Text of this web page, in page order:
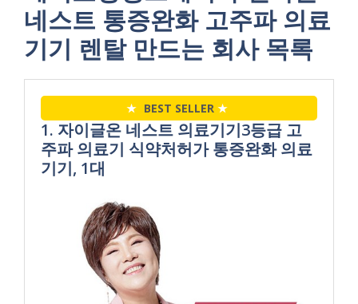
네스트 통증완화 고주파 의료
기기 렌탈 만드는 회사 목록
★ BEST SELLER ★
1. 자이글온 네스트 의료기기3등급 고
주파 의료기 식약처허가 통증완화 의료
기기, 1대